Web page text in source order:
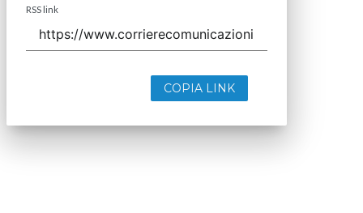
RSS link
COPIA LINK